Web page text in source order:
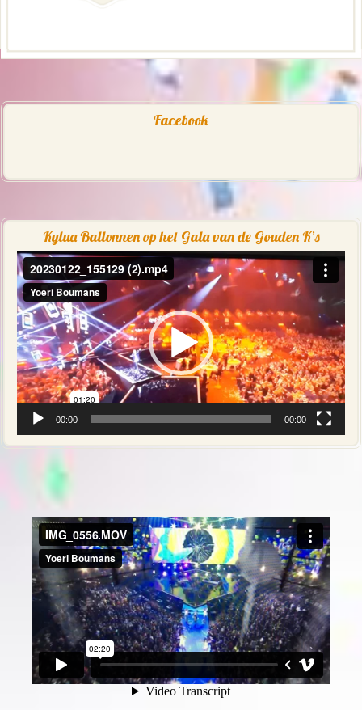
Facebook
Kylua Ballonnen op het Gala van de Gouden K’s
Videospeler
00:00 00:00